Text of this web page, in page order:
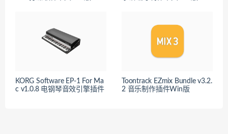
KORG Software EP-1 For Ma
c v1.0.8 电钢琴音效引擎插件
Toontrack EZmix Bundle v3.2.
2 音乐制作插件Win版